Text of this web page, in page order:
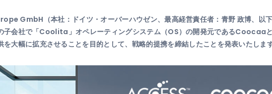
GmbH（本社：ドイツ・オーバーハウゼン、最高経営責任者：青野 政博、以
会社で「Coolita」オペレーティングシステム（OS）の開発元であるCoocaa
を大幅に拡充させることを目的として、戦略的提携を締結したことを発表いたします